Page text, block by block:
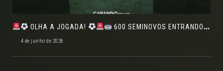
OLHA A JOGADA! 600 SEMINOVOS ENTRANDO EM CAMPO NO FEIRÃO DE VERDADE!
4 de junho de 2026